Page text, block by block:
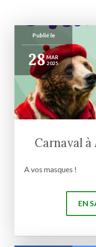
Publié le
28MAR
2025
Carnaval
A vos masques !
EN